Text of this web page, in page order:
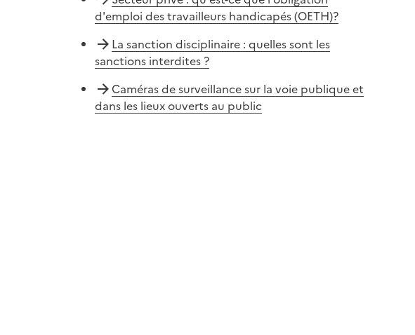
d'emploi des travailleurs handicapés (OETH)?
La sanction disciplinaire : quelles sont les
sanctions interdites ?
Caméras de surveillance sur la voie publique et
dans les lieux ouverts au public